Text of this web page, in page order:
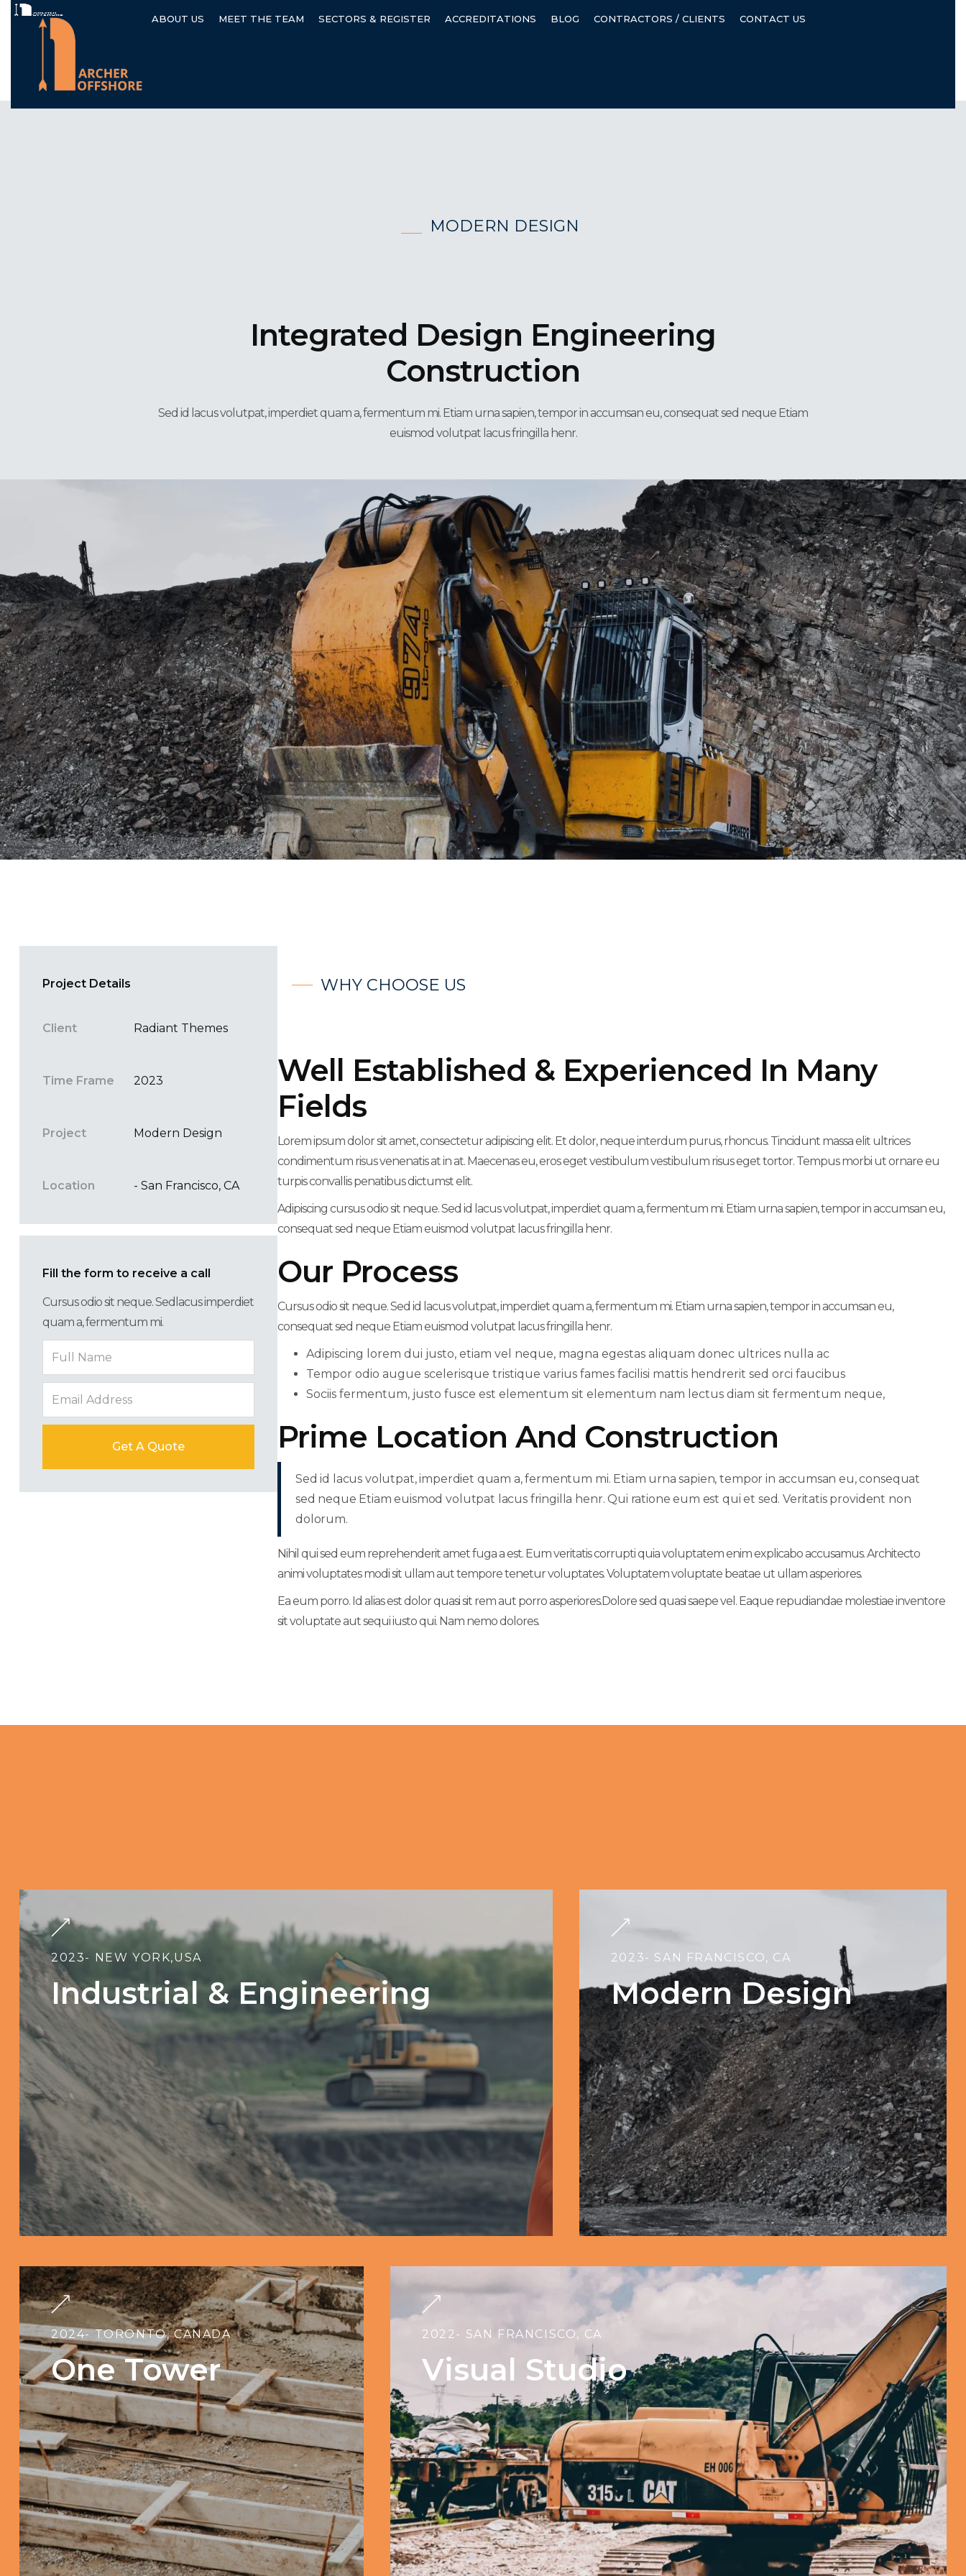
ABOUT US MEET THE TEAM SECTORS & REGISTER ACCREDITATIONS BLOG CONTRACTORS / CLIENTS CONTACT US
MODERN DESIGN
Integrated Design Engineering
Construction
Sed id lacus volutpat, imperdiet quam a, fermentum mi. Etiam urna sapien, tempor in accumsan eu, consequat sed neque Etiam
euismod volutpat lacus fringilla henr.
Project Details
Client Radiant Themes
Time Frame 2023
Project Modern Design
Location - San Francisco, CA
Fill the form to receive a call
Cursus odio sit neque. Sedlacus imperdiet
quam a, fermentum mi.
WHY CHOOSE US
Well Established & Experienced In Many
Fields
Lorem ipsum dolor sit amet, consectetur adipiscing elit. Et dolor, neque interdum purus, rhoncus. Tincidunt massa elit ultrices
condimentum risus venenatis at in at. Maecenas eu, eros eget vestibulum vestibulum risus eget tortor. Tempus morbi ut ornare eu
turpis convallis penatibus dictumst elit.
Adipiscing cursus odio sit neque. Sed id lacus volutpat, imperdiet quam a, fermentum mi. Etiam urna sapien, tempor in accumsan eu,
consequat sed neque Etiam euismod volutpat lacus fringilla henr.
Our Process
Cursus odio sit neque. Sed id lacus volutpat, imperdiet quam a, fermentum mi. Etiam urna sapien, tempor in accumsan eu,
consequat sed neque Etiam euismod volutpat lacus fringilla henr.
Adipiscing lorem dui justo, etiam vel neque, magna egestas aliquam donec ultrices nulla ac
Tempor odio augue scelerisque tristique varius fames facilisi mattis hendrerit sed orci faucibus
Sociis fermentum, justo fusce est elementum sit elementum nam lectus diam sit fermentum neque,
Prime Location And Construction
Sed id lacus volutpat, imperdiet quam a, fermentum mi. Etiam urna sapien, tempor in accumsan eu, consequat
sed neque Etiam euismod volutpat lacus fringilla henr. Qui ratione eum est qui et sed. Veritatis provident non
dolorum.
Nihil qui sed eum reprehenderit amet fuga a est. Eum veritatis corrupti quia voluptatem enim explicabo accusamus. Architecto
animi voluptates modi sit ullam aut tempore tenetur voluptates. Voluptatem voluptate beatae ut ullam asperiores.
Ea eum porro. Id alias est dolor quasi sit rem aut porro asperiores.Dolore sed quasi saepe vel. Eaque repudiandae molestiae inventore
sit voluptate aut sequi iusto qui. Nam nemo dolores.
Latest Project
2023- NEW YORK,USA
Industrial & Engineering
2023- SAN FRANCISCO, CA
Modern Design
2024- TORONTO, CANADA
One Tower
2022- SAN FRANCISCO, CA
Visual Studio